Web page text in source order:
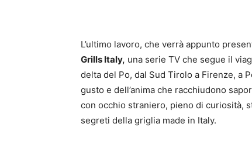
L’ultimo lavoro, che verrà appunto
Grills Italy, una serie TV che segue il
delta del Po, dal Sud Tirolo a Firenze, a
gusto e dell’anima che racchiudono
con occhio straniero, pieno di curiosità,
segreti della griglia made in Italy.